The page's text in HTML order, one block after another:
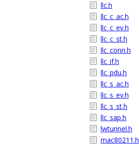
llc.h
llc_c_ac.h
llc_c_ev.h
llc_c_st.h
llc_conn.h
llc_if.h
llc_pdu.h
llc_s_ac.h
llc_s_ev.h
llc_s_st.h
llc_sap.h
lwtunnel.h
mac80211.h